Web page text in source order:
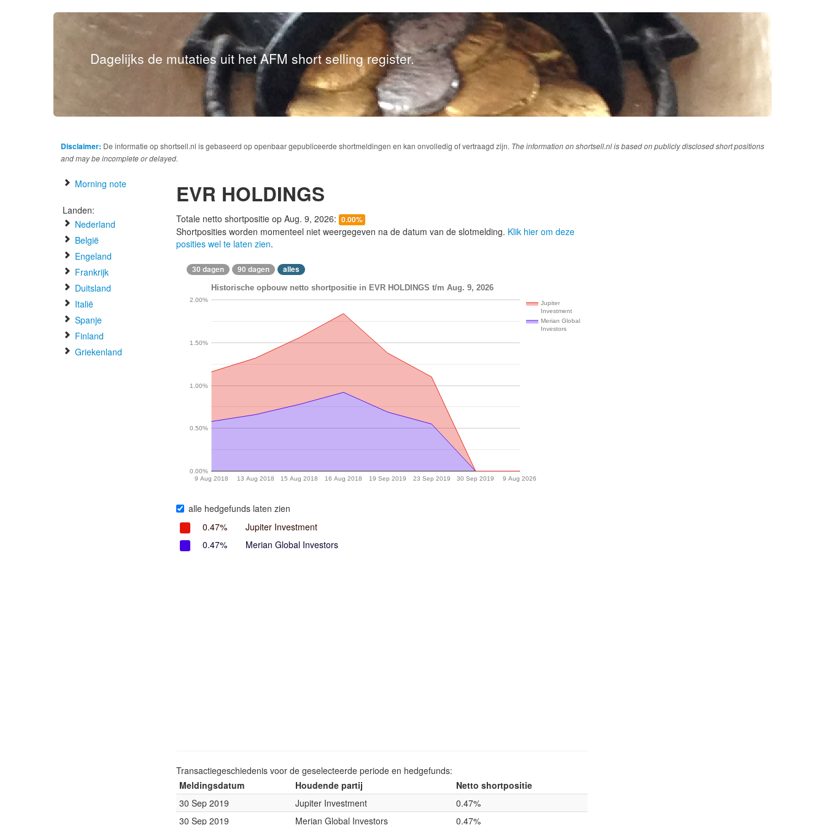
Dagelijks de mutaties uit het AFM short selling register.
Disclaimer: De informatie op shortsell.nl is gebaseerd op openbaar gepubliceerde shortmeldingen en kan onvolledig of vertraagd zijn. The information on shortsell.nl is based on publicly disclosed short positions
and may be incomplete or delayed.
Morning note
Landen:
Nederland
België
Engeland
Frankrijk
Duitsland
Italië
Spanje
Finland
Griekenland
EVR HOLDINGS
Totale netto shortpositie op Aug. 9, 2026: 0.00%
Shortposities worden momenteel niet weergegeven na de datum van de slotmelding. Klik hier om deze
posities wel te laten zien.
30 dagen 90 dagen alles
Historische opbouw netto shortpositie in EVR HOLDINGS t/m Aug. 9, 2026
Jupiter
Investment
Merian Global
Investors
9 Aug 2018 13 Aug 2018 15 Aug 2018 16 Aug 2018 19 Sep 2019 23 Sep 2019 30 Sep 2019 9 Aug 2026
0.00%
0.50%
1.00%
1.50%
2.00%
alle hedgefunds laten zien
0.47%
Jupiter Investment
0.47%
Merian Global Investors
Transactiegeschiedenis voor de geselecteerde periode en hedgefunds:
Meldingsdatum
Houdende partij
Netto shortpositie
30 Sep 2019
Jupiter Investment
0.47%
30 Sep 2019
Merian Global Investors
0.47%